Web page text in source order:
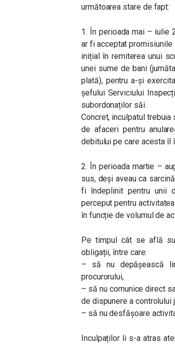
următoarea stare de fapt:
1. În perioada mai – iulie
ar fi acceptat
inițial în remiterea unui
unei sume de bani
plată), pentru a-și
șefului Serviciului
subordonaților săi.
Concret, inculpatul
de afaceri pentru
debitului pe care acesta îl
2. În perioada martie –
sus, deși aveau ca
fi îndeplinit pentru unii
perceput pentru
în funcție de volumul de
Pe timpul cât se află
obligații, între care:
– să nu depășească
procurorului,
– să nu comunice direct
de dispunere a controlului
– să nu desfășoare
Inculpaților li s-a atras